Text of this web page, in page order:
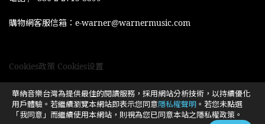
購物網客服信箱：e-warner@warnermusic.com
Cookies政策 Cookies设置
華納音樂台灣為提供最佳的閱讀服務，採用網站分析技術，以持續優化
用戶體驗。若繼續瀏覽本網站即表示您同意隱私權聲明 。若您未點選
「我同意」而繼續使用本網站，則視為您已同意本站之隱私權政策。